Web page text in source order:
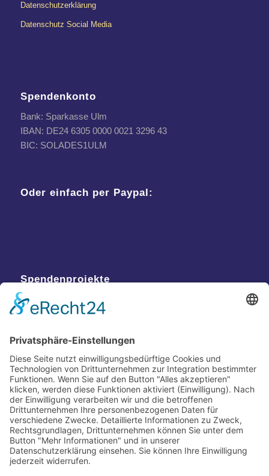
Datenschutzerklärung
Datenschutz Social Media
Spendenkonto
Bank: Sparkasse Ulm
IBAN: DE24 6305 0000 0021 3296 43
BIC: SOLADES1ULM
Oder einfach per Paypal:
Spendenprojekte
Kontakt
Postanschrift
Traumkatzen e.V.